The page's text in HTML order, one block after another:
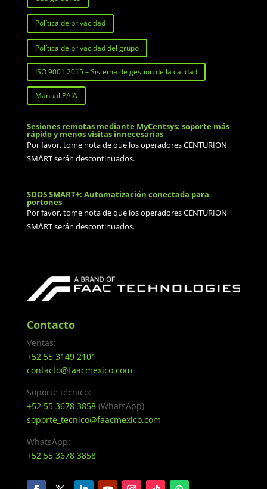
Política de privacidad
Política de privacidad del grupo
ISO 9001:2015 – Sistema de gestión de la calidad
Manual PAIA
Sesiones remotas mediante MyCentsys: soporte más
rápido y menos visitas innecesarias
Por favor, tome nota de que los operadores CENTURION
SMΔRT serán descontinuados.
SDO5 SMART+: Automatización conectada para
portones
Por favor, tome nota de que los operadores CENTURION
SMΔRT serán descontinuados.
Contacto
Ventas:
+52 55 3149 2101
contacto@faacmexico.com
Soporte técnico:
+52 55 3678 3858(WhatsApp)
soporte_tecnico@faacmexico.com
WhatsApp:
+52 55 3678 3858